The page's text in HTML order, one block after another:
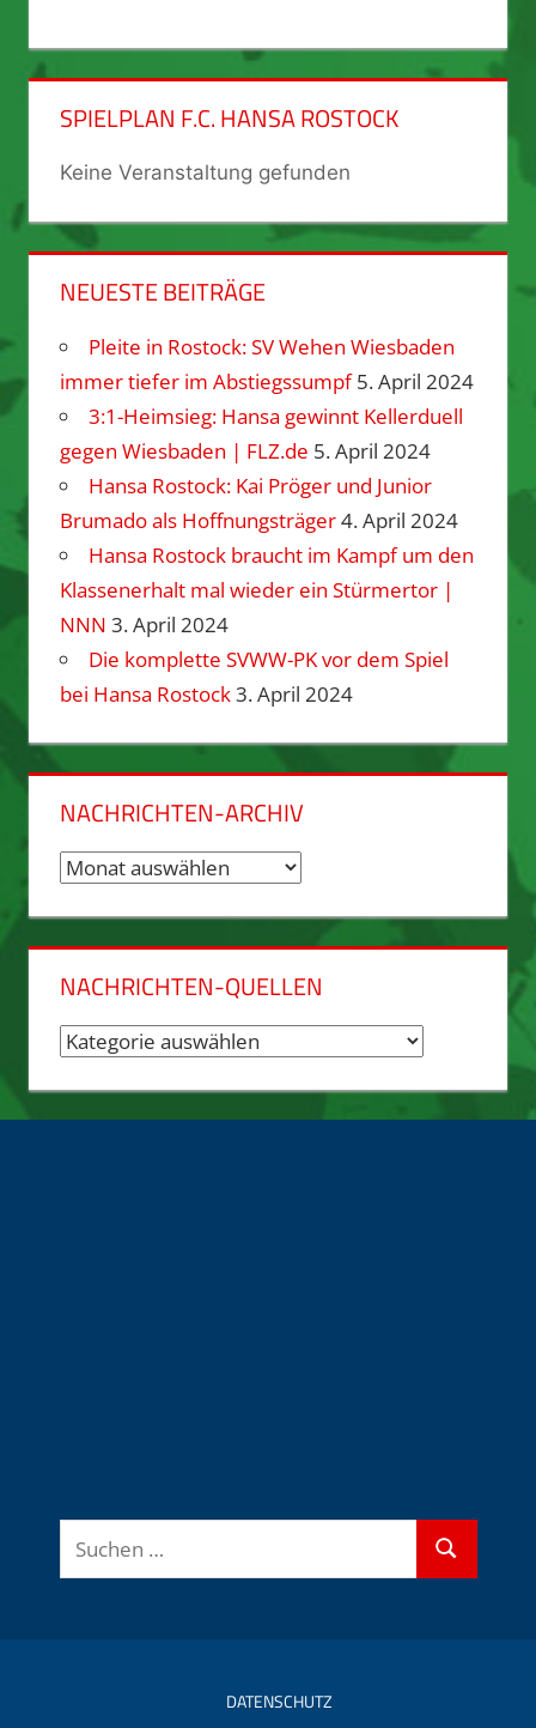
SPIELPLAN F.C. HANSA ROSTOCK
Keine Veranstaltung gefunden
NEUESTE BEITRÄGE
Pleite in Rostock: SV Wehen Wiesbaden
immer tiefer im Abstiegssumpf 5. April 2024
3:1-Heimsieg: Hansa gewinnt Kellerduell
gegen Wiesbaden | FLZ.de 5. April 2024
Hansa Rostock: Kai Pröger und Junior
Brumado als Hoffnungsträger4. April 2024
Hansa Rostock braucht im Kampf um den
Klassenerhalt mal wieder ein Stürmertor |
NNN 3. April 2024
Die komplette SVWW-PK vor dem Spiel
bei Hansa Rostock3. April 2024
NACHRICHTEN-ARCHIV
Nachrichten-
NACHRICHTEN-QUELLEN
Nachrichten-
Suchen
nach:
Suchen
DATENSCHUTZ